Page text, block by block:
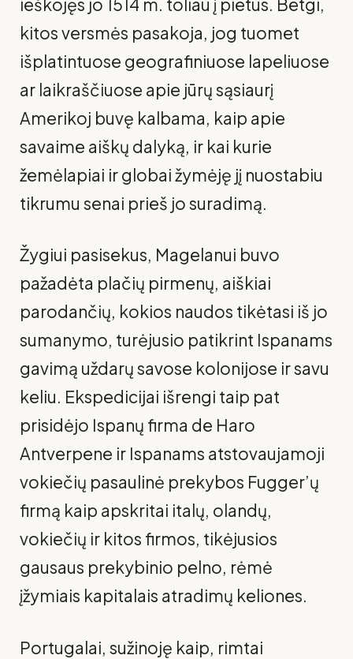
ieškojęs jo 1514 m. toliau į pietus. Betgi,
kitos versmės pasakoja, jog tuomet
išplatintuose geografiniuose lapeliuose
ar lai­kraščiuose apie jūrų sąsiaurį
Amerikoj buvę kalbama, kaip apie
savaime aiškų dalyką, ir kai kurie
žemėlapiai ir globai žymėję jį nuostabiu
tikrumu senai prieš jo suradimą.
Žygiui pasisekus, Magelanui buvo
pažadėta plačių pirmenų, aiškiai
parodančių, kokios naudos tikėtasi iš jo
sumanymo, turėjusio patikrint Ispanams
gavimą uždarų savose kolonijose ir savu
keliu. Ekspedicijai išrengi taip pat
prisidėjo Ispanų firma de Haro
Antverpene ir Ispanams atstovaujamoji
vokiečių pasaulinė prekybos Fugger’ų
firmą kaip apskritai ita­lų, olandų,
vokiečių ir kitos firmos, tikėjusios
gausaus prekybinio pelno, rėmė
įžymiais kapitalais atradimų keliones.
Portugalai, sužinoję kaip, rimtai